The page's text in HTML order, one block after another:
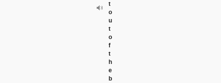
t
o
u
t
o
f
t
h
e
b